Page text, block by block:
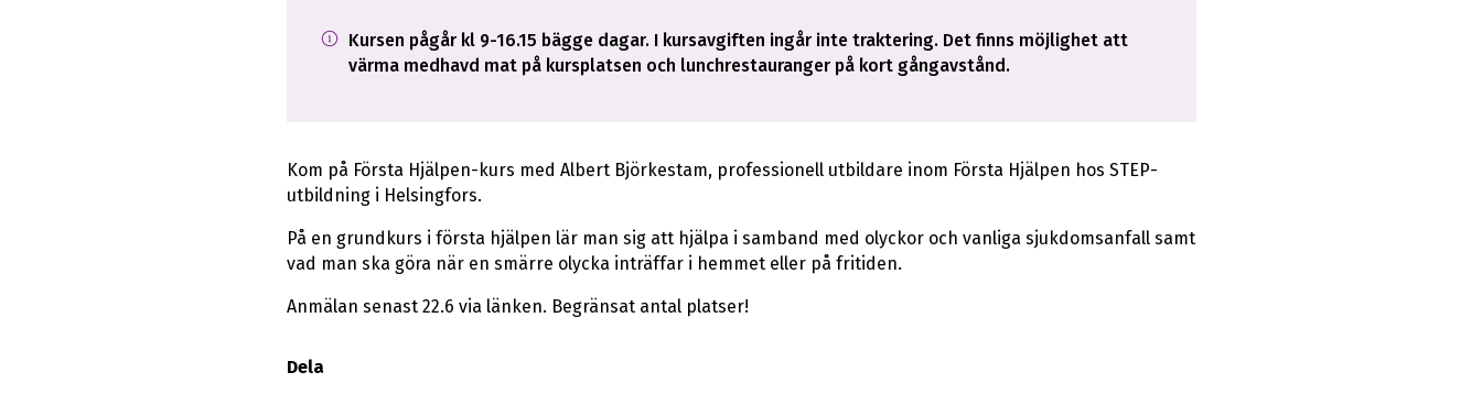
Kursen pågår kl 9-16.15 bägge dagar. I kursavgiften ingår inte traktering. Det finns möjlighet att
värma medhavd mat på kursplatsen och lunchrestauranger på kort gångavstånd.
Kom på Första Hjälpen-kurs med Albert Björkestam, professionell utbildare inom Första Hjälpen hos STEP-
utbildning i Helsingfors.
På en grundkurs i första hjälpen lär man sig att hjälpa i samband med olyckor och vanliga sjukdomsanfall samt
vad man ska göra när en smärre olycka inträffar i hemmet eller på fritiden.
Anmälan senast 22.6 via länken. Begränsat antal platser!
Dela